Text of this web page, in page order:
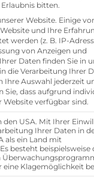
.
bitten.
Website. Einige
und Ihre
werden (z. B. IP-
von Anzeigen und
Daten finden Sie in
die Verarbeitung Ihrer
Ihre Auswahl jederzeit
Sie, dass aufgrund
verfügbar sind.
den USA. Mit Ihrer
Ihrer Daten in
als ein Land mit
besteht beispielsweise
eine Klagemöglichkeit